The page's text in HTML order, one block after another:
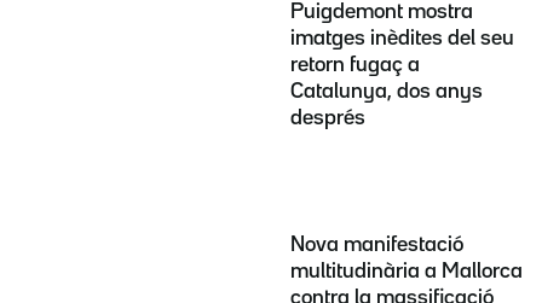
Puigdemont mostra
imatges inèdites del seu
retorn fugaç a
Catalunya, dos anys
després
Nova manifestació
multitudinària a Mallorca
contra la massificació